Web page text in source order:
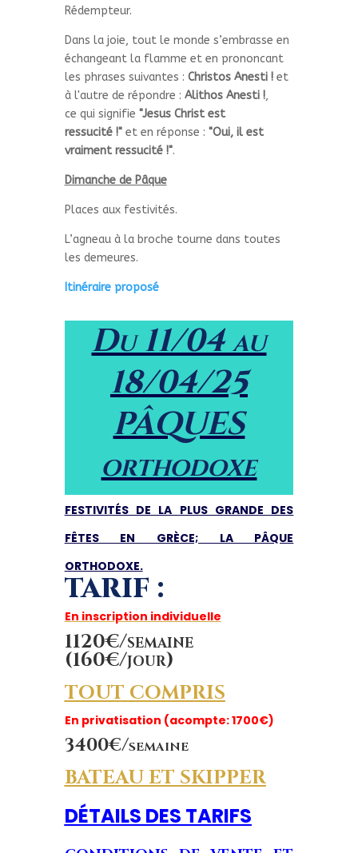
Rédempteur.
Dans la joie, tout le monde s’embrasse en
échangeant la flamme et en prononcant
les phrases suivantes : Christos Anesti ! et
à l'autre de répondre : Alithos Anesti !,
ce qui signifie "Jesus Christ est
ressucité !" et en réponse : "Oui, il est
vraiment ressucité !".
Dimanche de Pâque
Places aux festivités.
L’agneau à la broche tourne dans toutes
les demeures.
Itinéraire proposé
Du 11/04 au
18/04/25
PÂQUES
orthodoxe
FESTIVITÉS DE LA PLUS GRANDE DES
FÊTES EN GRÈCE; LA PÂQUE
ORTHODOXE.
TARIF :
En inscription individuelle
1120€/semaine
(160€/jour)
TOUT COMPRIS
En privatisation (acompte: 1700€)
3400€/semaine
BATEAU ET SKIPPER
DÉTAILS DES TARIFS